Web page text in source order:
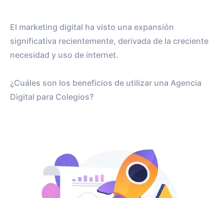
El marketing digital ha visto una expansión
significativa recientemente, derivada de la creciente
necesidad y uso de internet.
¿Cuáles son los beneficios de utilizar una Agencia
Digital para Colegios?